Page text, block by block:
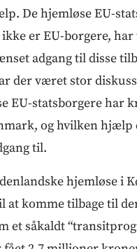
De hjemløse EU-
er EU-borgere,
adgang til disse
der været stor
EU-statsborgere har
og hvilken hjælp
til.
hjemløse i
at komme tilbage til
et såkaldt